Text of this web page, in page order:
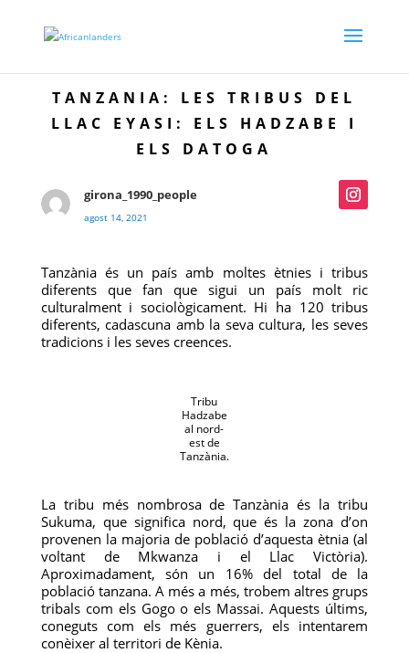
TANZANIA: LES TRIBUS DEL
LLAC EYASI: ELS HADZABE I
ELS DATOGA
girona_1990_people
agost 14, 2021
Tanzània és un país amb moltes ètnies i tribus
diferents que fan que sigui un país molt ric
culturalment i sociològicament. Hi ha 120 tribus
diferents, cadascuna amb la seva cultura, les seves
tradicions i les seves creences.
Tribu
Hadzabe
al nord-
est de
Tanzània.
La tribu més nombrosa de Tanzània és la tribu
Sukuma, que significa nord, que és la zona d’on
provenen la majoria de població d’aquesta ètnia (al
voltant de Mkwanza i el Llac Victòria).
Aproximadament, són un 16% del total de la
població tanzana. A més a més, trobem altres grups
tribals com els Gogo o els Massai. Aquests últims,
coneguts com els més guerrers, els intentarem
conèixer al territori de Kènia.